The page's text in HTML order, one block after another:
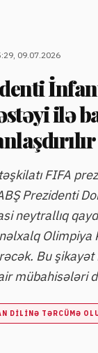
09.07.2026
ilə
FIFA
Prezidenti
neytrallıq
Olimpiya
Bu şikayət
mübahisələri
DILINƏ TƏRCÜMƏ